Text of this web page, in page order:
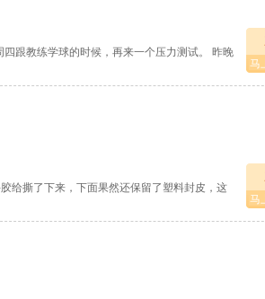
马
跟教练学球的时候，再来一个压力测试。 昨晚
马
给撕了下来，下面果然还保留了塑料封皮，这